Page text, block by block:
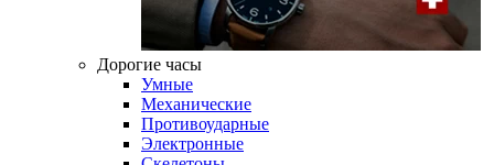
Дорогие часы
Умные
Механические
Противоударные
Электронные